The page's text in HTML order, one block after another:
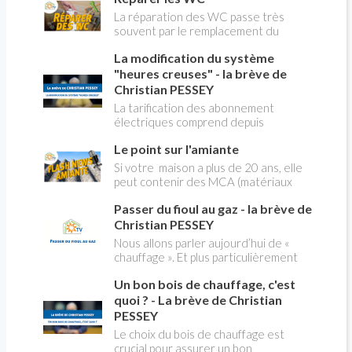
La réparation des WC passe très
souvent par le remplacement du
expliquer
La modification du système
"heures creuses" - la brève de
Christian PESSEY
La tarification des abonnement
électriques comprend depuis
pleines, heures creuses. Aujourd'hui
Christian PESSEY vous explique tout
ce qu'il faut savoir sur la nouvelle
modification du système "heures
creuses" qui concerne près de 15
millions de Français !
Le point sur l'amiante
Si votre maison a plus de 20 ans, elle
peut contenir des MCA (matériaux
panique, on fait le point dans notre
flash news n°3 spéciale Amiante et
ses dangers avec Christian Pessey
Passer du fioul au gaz - la brève de
Christian PESSEY
Nous allons parler aujourd’hui de «
chauffage ». Et plus particulièrement
aborder l’abandon du fioul au profit du
gaz.
Un bon bois de chauffage, c'est
quoi ? - La brève de Christian
PESSEY
Le choix du bois de chauffage est
crucial pour assurer un bon